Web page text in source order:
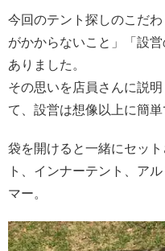
今回のテント探しのこだ
がかからないこと」「設
ありました。
その思いを店員さんに説
て、設営は想像以上に簡単
袋を開けると一緒にセッ
ト、インナーテント、ア
マー。